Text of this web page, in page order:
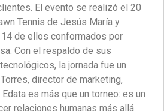
El evento se realizó el 20
Tennis de Jesús María y
de ellos conformados por
Con el respaldo de sus
la jornada fue un
director de marketing,
es más que un torneo: es un
relaciones humanas más allá